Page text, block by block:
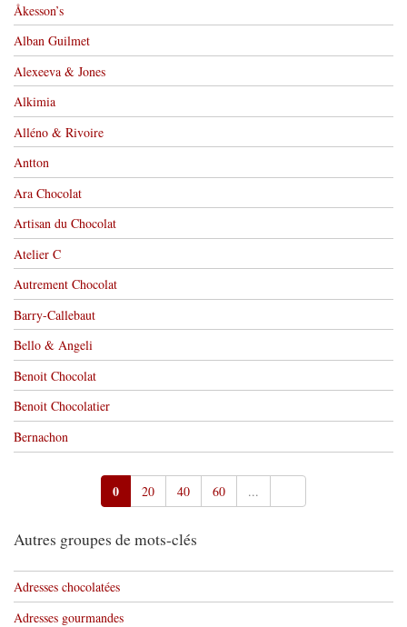
Åkesson’s
Alban Guilmet
Alexeeva & Jones
Alkimia
Alléno & Rivoire
Antton
Ara Chocolat
Artisan du Chocolat
Atelier C
Autrement Chocolat
Barry-Callebaut
Bello & Angeli
Benoit Chocolat
Benoit Chocolatier
Bernachon
0 20 40 60 ...
Autres groupes de mots-clés
Adresses chocolatées
Adresses gourmandes